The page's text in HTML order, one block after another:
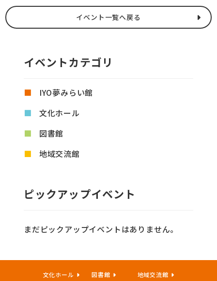
イベント一覧へ戻る
イベントカテゴリ
IYO夢みらい館
文化ホール
図書館
地域交流館
ピックアップイベント
まだピックアップイベントはありません。
文化ホール
図書館
地域交流館